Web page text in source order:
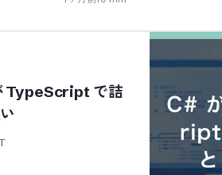
TypeScript で詰